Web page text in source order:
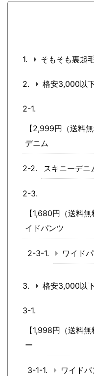
そもそも裏起
格安3,000以
【2,999円（送料
デニム
スキニーデニ
【1,680円（送料
イドパンツ
ワイド
格安3,000以
【1,998円（送料
ー
ワイド